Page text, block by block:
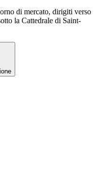
di mercato, dirigiti verso
la Cattedrale di Saint-